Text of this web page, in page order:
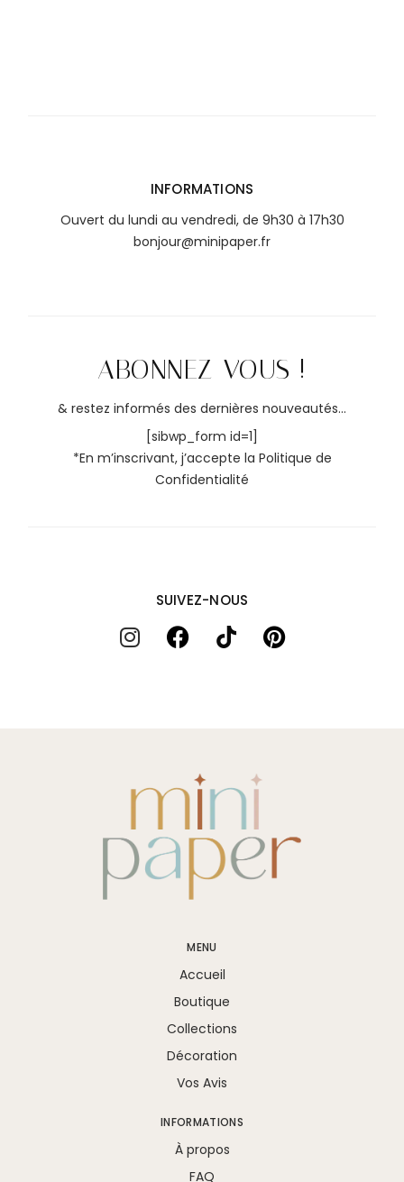
INFORMATIONS
Ouvert du lundi au vendredi, de 9h30 à 17h30
bonjour@minipaper.fr
ABONNEZ-VOUS !
& restez informés des dernières nouveautés...
[sibwp_form id=1]
*En m’inscrivant, j’accepte la Politique de
Confidentialité
SUIVEZ-NOUS
MENU
Accueil
Boutique
Collections
Décoration
Vos Avis
INFORMATIONS
À propos
FAQ